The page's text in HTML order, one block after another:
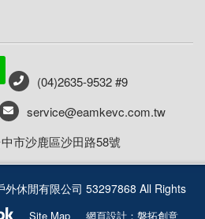
(04)2635-9532 #9
service@eamkevc.com.tw
市沙鹿區沙田路58號
休閒有限公司 53297868 All Rights
Site Map 網頁設計：磐拓創意